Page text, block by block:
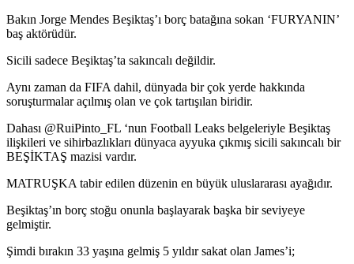
Bakın Jorge Mendes Beşiktaş’ı borç batağına sokan ‘FURYANIN’
baş aktörüdür.
Sicili sadece Beşiktaş’ta sakıncalı değildir.
Aynı zaman da FIFA dahil, dünyada bir çok yerde hakkında
soruşturmalar açılmış olan ve çok tartışılan biridir.
Dahası @RuiPinto_FL ‘nun Football Leaks belgeleriyle Beşiktaş
ilişkileri ve sihirbazlıkları dünyaca ayyuka çıkmış sicili sakıncalı bir
BEŞİKTAŞ mazisi vardır.
MATRUŞKA tabir edilen düzenin en büyük uluslararası ayağıdır.
Beşiktaş’ın borç stoğu onunla başlayarak başka bir seviyeye
gelmiştir.
Şimdi bırakın 33 yaşına gelmiş 5 yıldır sakat olan James’i;